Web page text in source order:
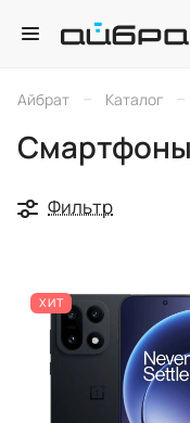
Айбрат – Каталог –
Фильтр
ХИТ